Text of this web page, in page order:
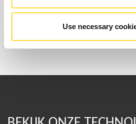
Use necessary